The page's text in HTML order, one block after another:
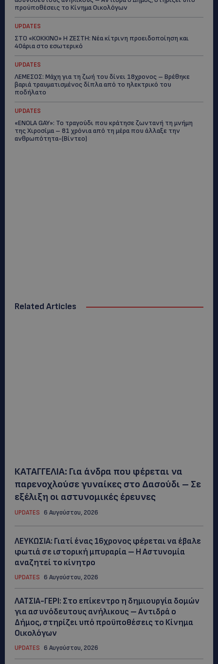
προϋποθέσεις το Κίνημα Οικολόγων
UPDATES
ΣΤΟ «ΚΟΚΚΙΝΟ» Η ΖΕΣΤΗ: Νέα κίτρινη προειδοποίηση και
40άρια στο εσωτερικό
UPDATES
ΛΕΜΕΣΟΣ: Μάχη για τη ζωή του δίνει 18χρονος – Βρέθηκε
βαριά τραυματισμένος δίπλα από το ηλεκτρικό του
ποδήλατο
UPDATES
«ENOLA GAY»: Το τραγούδι που κράτησε ζωντανή τη μνήμη
της Χιροσίμα – 81 χρόνια από τη μέρα που άλλαξε την
ανθρωπότητα-(Bίντεο)
Related Articles
ΚΑΤΑΓΓΕΛΙΑ: Για άνδρα που φέρεται να
παρενοχλούσε γυναίκες στο Δασούδι – Σε
εξέλιξη οι αστυνομικές έρευνες
UPDATES 6 Αυγούστου, 2026
ΛΕΥΚΩΣΙΑ: Γιατί ένας 16χρονος φέρεται να έβαλε
φωτιά σε ιστορική μπυραρία – Η Αστυνομία
αναζητεί το κίνητρο
UPDATES 6 Αυγούστου, 2026
ΛΑΤΣΙΑ-ΓΕΡΙ: Στο επίκεντρο η δημιουργία δομών
για ασυνόδευτους ανήλικους – Αντιδρά ο
Δήμος, στηρίζει υπό προϋποθέσεις το Κίνημα
Οικολόγων
UPDATES 6 Αυγούστου, 2026